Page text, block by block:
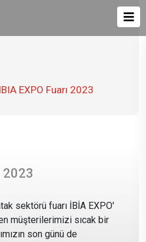
IBIA EXPO Fuarı 2023
2023
sektörü fuarı İBİA EXPO'
müşterilerimizi sıcak bir
son günü de